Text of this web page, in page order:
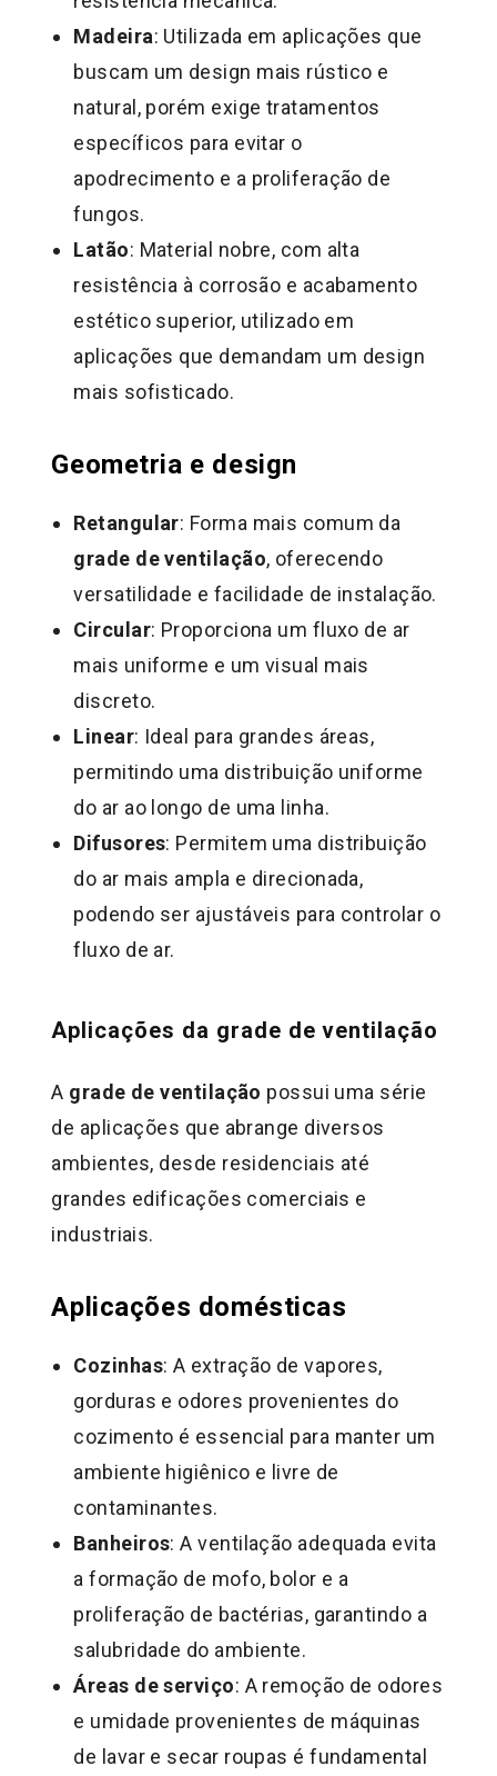
Madeira: Utilizada em aplicações que
buscam um design mais rústico e
natural, porém exige tratamentos
específicos para evitar o
apodrecimento e a proliferação de
fungos.
Latão: Material nobre, com alta
resistência à corrosão e acabamento
estético superior, utilizado em
aplicações que demandam um design
mais sofisticado.
Geometria e design
Retangular: Forma mais comum da
grade de ventilação, oferecendo
versatilidade e facilidade de instalação.
Circular: Proporciona um fluxo de ar
mais uniforme e um visual mais
discreto.
Linear: Ideal para grandes áreas,
permitindo uma distribuição uniforme
do ar ao longo de uma linha.
Difusores: Permitem uma distribuição
do ar mais ampla e direcionada,
podendo ser ajustáveis para controlar o
fluxo de ar.
Aplicações da grade de ventilação
A grade de ventilação possui uma série
de aplicações que abrange diversos
ambientes, desde residenciais até
grandes edificações comerciais e
industriais.
Aplicações domésticas
Cozinhas: A extração de vapores,
gorduras e odores provenientes do
cozimento é essencial para manter um
ambiente higiênico e livre de
contaminantes.
Banheiros: A ventilação adequada evita
a formação de mofo, bolor e a
proliferação de bactérias, garantindo a
salubridade do ambiente.
Áreas de serviço: A remoção de odores
e umidade provenientes de máquinas
de lavar e secar roupas é fundamental